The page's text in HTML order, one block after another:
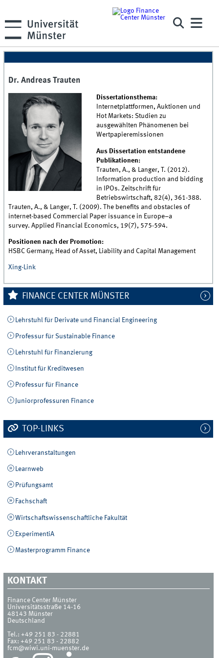
Dr. Andreas Trauten
Dissertationsthema:
Internetplattformen, Auktionen und
Hot Markets: Studien zu
ausgewählten Phänomenen bei
Wertpapieremissionen
Aus Dissertation entstandene
Publikationen:
Trauten, A., & Langer, T. (2012).
Information production and bidding
in IPOs. Zeitschrift für
Betriebswirtschaft, 82(4), 361-388.
Trauten, A., & Langer, T. (2009). The benefits and obstacles of
internet-based Commercial Paper issuance in Europe–a
survey. Applied Financial Economics, 19(7), 575-594.
Positionen nach der Promotion:
HSBC Germany, Head of Asset, Liability and Capital Management
Xing-Link
FINANCE CENTER MÜNSTER
Lehrstuhl für Derivate und Financial Engineering
Professur für Sustainable Finance
Lehrstuhl für Finanzierung
Institut für Kreditwesen
Professur für Finance
Juniorprofessuren Finance
TOP-LINKS
Lehrveranstaltungen
Learnweb
Prüfungsamt
Fachschaft
Wirtschaftswissenschaftliche Fakultät
ExperimentiA
Masterprogramm Finance
KONTAKT
Finance Center Münster
Universitätsstraße 14-16
48143 Münster
Deutschland
Tel.:+49 251 83 - 22881
Fax:+49 251 83 - 22882
fcm@wiwi.uni-muenster.de